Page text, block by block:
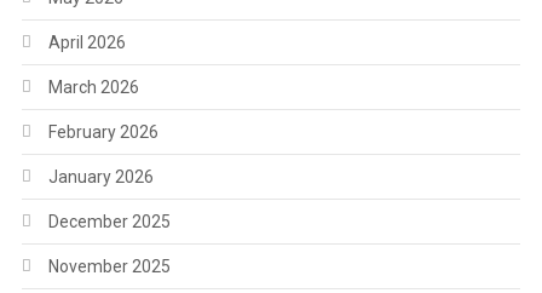
April 2026
March 2026
February 2026
January 2026
December 2025
November 2025